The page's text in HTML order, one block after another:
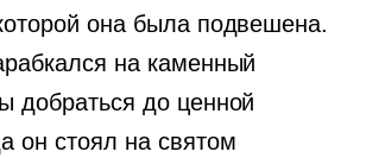
она была подвешена.
на каменный
добраться до ценной
он стоял на святом